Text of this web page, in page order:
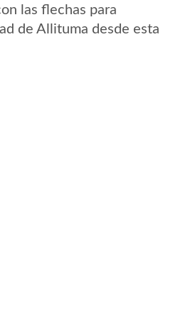
las flechas para
de Allituma desde esta